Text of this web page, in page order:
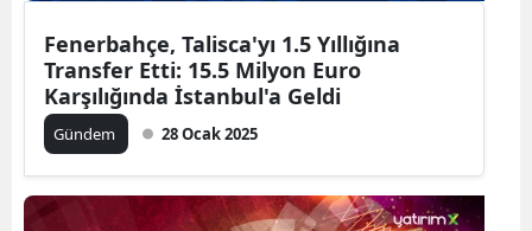
Fenerbahçe, Talisca'yı 1.5 Yıllığına
Transfer Etti: 15.5 Milyon Euro
Karşılığında İstanbul'a Geldi
Gündem 28 Ocak 2025